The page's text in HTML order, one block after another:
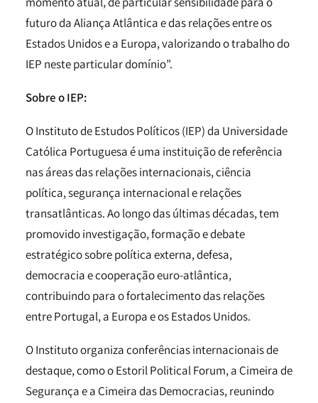
futuro da Aliança Atlântica e das relações entre os
Estados Unidos e a Europa, valorizando o trabalho do
IEP neste particular domínio”.
Sobre o IEP:
O Instituto de Estudos Políticos (IEP) da Universidade
Católica Portuguesa é uma instituição de referência
nas áreas das relações internacionais, ciência
política, segurança internacional e relações
transatlânticas. Ao longo das últimas décadas, tem
promovido investigação, formação e debate
estratégico sobre política externa, defesa,
democracia e cooperação euro-atlântica,
contribuindo para o fortalecimento das relações
entre Portugal, a Europa e os Estados Unidos.
O Instituto organiza conferências internacionais de
destaque, como o Estoril Political Forum, a Cimeira de
Segurança e a Cimeira das Democracias, reunindo